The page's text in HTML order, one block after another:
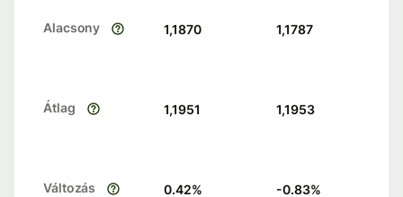
Alacsony 1,1870 1,1787
Átlag 1,1951 1,1953
Változás 0.42% -0.83%